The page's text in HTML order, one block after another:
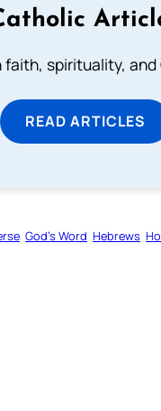
faith, spirituality,
READ ARTICLES
God’s Word Hebrews